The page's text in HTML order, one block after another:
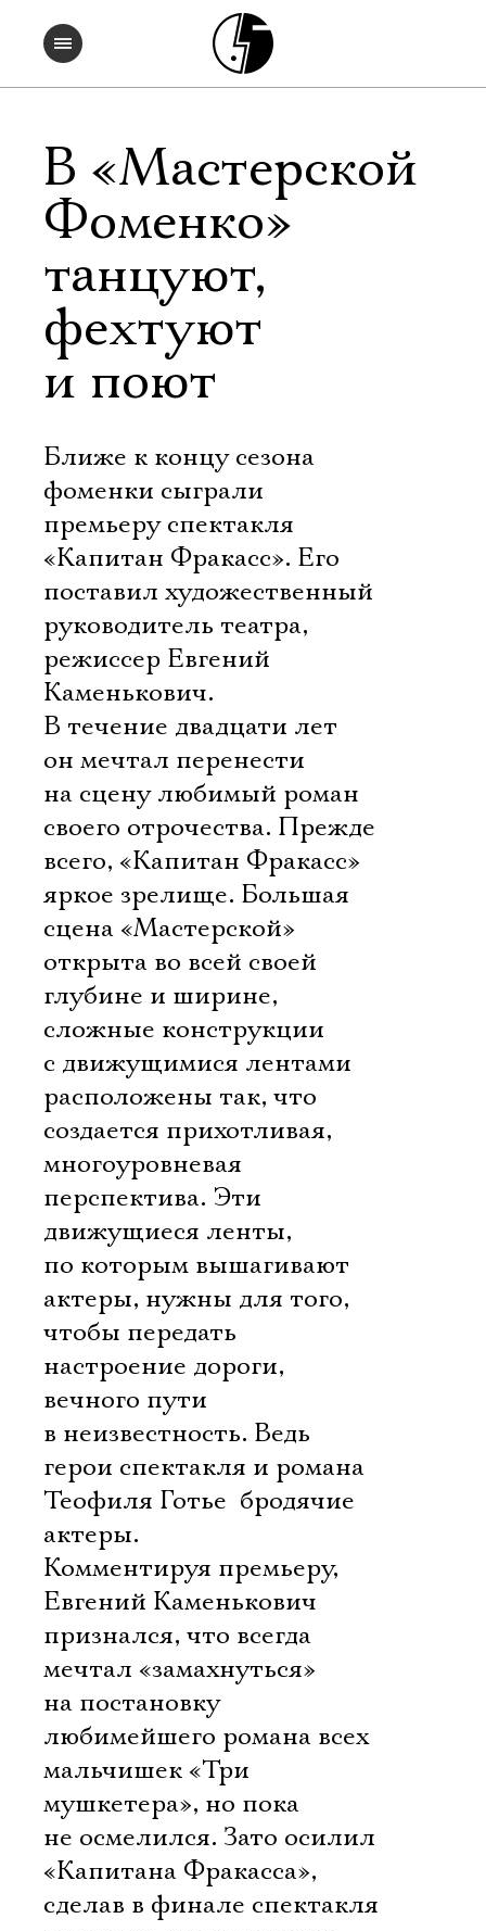
В «Мастерской
Фоменко»
танцуют,
фехтуют
и поют
Ближе к концу сезона
фоменки сыграли
премьеру спектакля
«Капитан Фракасс». Его
поставил художественный
руководитель театра,
режиссер Евгений
Каменькович.
В течение двадцати лет
он мечтал перенести
на сцену любимый роман
своего отрочества. Прежде
всего, «Капитан Фракасс» 
яркое зрелище. Большая
сцена «Мастерской»
открыта во всей своей
глубине и ширине,
сложные конструкции
с движущимися лентами
расположены так, что
создается прихотливая,
многоуровневая
перспектива. Эти
движущиеся ленты,
по которым вышагивают
актеры, нужны для того,
чтобы передать
настроение дороги,
вечного пути
в неизвестность. Ведь
герои спектакля и романа
Теофиля Готье  бродячие
актеры.
Комментируя премьеру,
Евгений Каменькович
признался, что всегда
мечтал «замахнуться»
на постановку
любимейшего романа всех
мальчишек «Три
мушкетера», но пока
не осмелился. Зато осилил
«Капитана Фракасса»,
сделав в финале спектакля